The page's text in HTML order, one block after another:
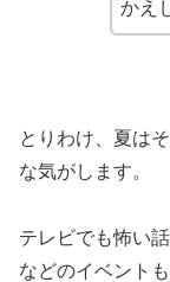
かえ
とりわけ、夏は
な気がします。
テレビでも怖い
などのイベント